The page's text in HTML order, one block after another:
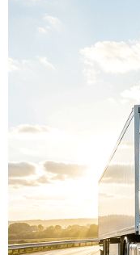
vida más fácil. Por eso,
además de ofrecerte la
mejor tasación,
obligaciones legales
de la venta. Descubre
nuestros beneficios
exclusivos y vende tu
camión con total
confianza.